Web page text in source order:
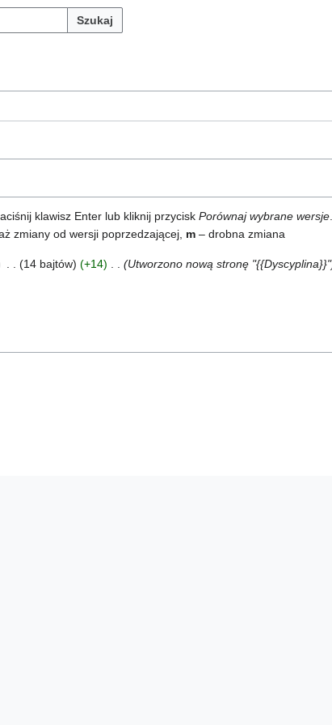
Szukaj
klawisz Enter lub kliknij przycisk Porównaj wybrane wersje
zmiany od wersji poprzedzającej, m – drobna zmiana
14 bajtów +14 Utworzono nową stronę "{{Dyscyplina}}"